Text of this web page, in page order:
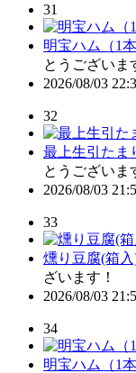
31
明宝ハム（1
とうございま
2026/08/03
32
最上生引たま
とうございま
2026/08/03
33
燻り豆腐(箱
ざいます！
2026/08/03
34
明宝ハム（1